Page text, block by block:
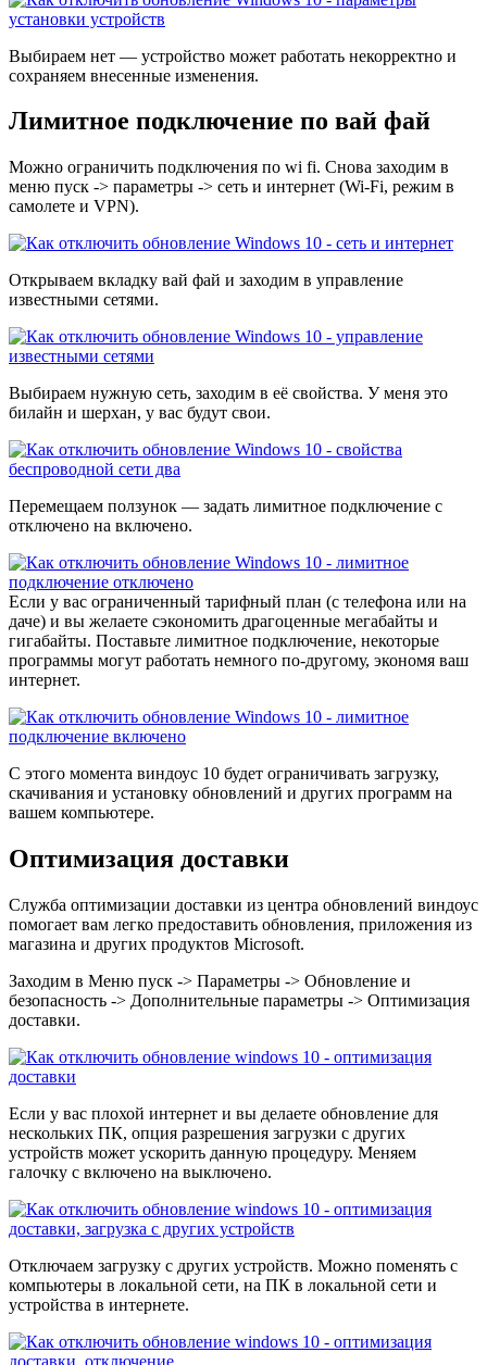
Выбираем нет — устройство может работать некорректно и
сохраняем внесенные изменения.
Лимитное подключение по вай фай
Можно ограничить подключения по wi fi. Снова заходим в
меню пуск -> параметры -> сеть и интернет (Wi-Fi, режим в
самолете и VPN).
Открываем вкладку вай фай и заходим в управление
известными сетями.
Выбираем нужную сеть, заходим в её свойства. У меня это
билайн и шерхан, у вас будут свои.
Перемещаем ползунок — задать лимитное подключение с
отключено на включено.
Если у вас ограниченный тарифный план (с телефона или на
даче) и вы желаете сэкономить драгоценные мегабайты и
гигабайты. Поставьте лимитное подключение, некоторые
программы могут работать немного по-другому, экономя ваш
интернет.
С этого момента виндоус 10 будет ограничивать загрузку,
скачивания и установку обновлений и других программ на
вашем компьютере.
Оптимизация доставки
Служба оптимизации доставки из центра обновлений виндоус
помогает вам легко предоставить обновления, приложения из
магазина и других продуктов Microsoft.
Заходим в Меню пуск -> Параметры -> Обновление и
безопасность -> Дополнительные параметры -> Оптимизация
доставки.
Если у вас плохой интернет и вы делаете обновление для
нескольких ПК, опция разрешения загрузки с других
устройств может ускорить данную процедуру. Меняем
галочку с включено на выключено.
Отключаем загрузку с других устройств. Можно поменять с
компьютеры в локальной сети, на ПК в локальной сети и
устройства в интернете.